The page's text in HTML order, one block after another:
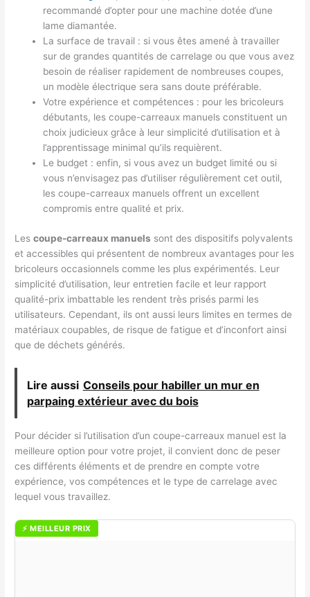
recommandé d’opter pour une machine dotée d’une
lame diamantée.
La surface de travail : si vous êtes amené à travailler
sur de grandes quantités de carrelage ou que vous avez
besoin de réaliser rapidement de nombreuses coupes,
un modèle électrique sera sans doute préférable.
Votre expérience et compétences : pour les bricoleurs
débutants, les coupe-carreaux manuels constituent un
choix judicieux grâce à leur simplicité d’utilisation et à
l’apprentissage minimal qu’ils requièrent.
Le budget : enfin, si vous avez un budget limité ou si
vous n’envisagez pas d’utiliser régulièrement cet outil,
les coupe-carreaux manuels offrent un excellent
compromis entre qualité et prix.
Lescoupe-carreaux manuels sont des dispositifs polyvalents
et accessibles qui présentent de nombreux avantages pour les
bricoleurs occasionnels comme les plus expérimentés. Leur
simplicité d’utilisation, leur entretien facile et leur rapport
qualité-prix imbattable les rendent très prisés parmi les
utilisateurs. Cependant, ils ont aussi leurs limites en termes de
matériaux coupables, de risque de fatigue et d’inconfort ainsi
que de déchets générés.
Lire aussi Conseils pour habiller un mur en
parpaing extérieur avec du bois
Pour décider si l’utilisation d’un coupe-carreaux manuel est la
meilleure option pour votre projet, il convient donc de peser
ces différents éléments et de prendre en compte votre
expérience, vos compétences et le type de carrelage avec
lequel vous travaillez.
⚡ MEILLEUR PRIX